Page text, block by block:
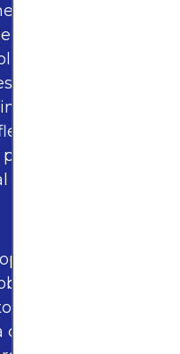
de
orgulloso de
—partidos,
y cultura—
la pasión del
con una
cercana a los
bajo pautas
de la
estándares